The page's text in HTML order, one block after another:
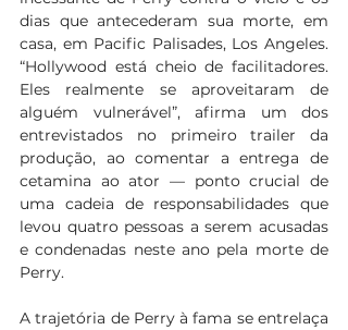
dias que antecederam sua morte, em
casa, em Pacific Palisades, Los Angeles.
“Hollywood está cheio de facilitadores.
Eles realmente se aproveitaram de
alguém vulnerável”, afirma um dos
entrevistados no primeiro trailer da
produção, ao comentar a entrega de
cetamina ao ator — ponto crucial de
uma cadeia de responsabilidades que
levou quatro pessoas a serem acusadas
e condenadas neste ano pela morte de
Perry.
A trajetória de Perry à fama se entrelaça